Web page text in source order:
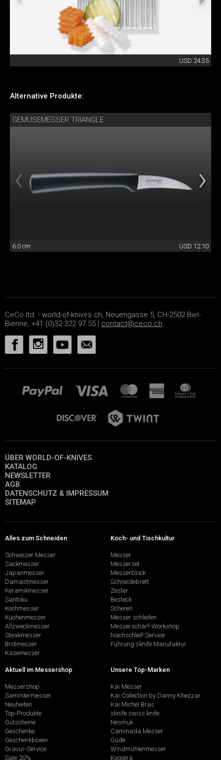
USD 24.35
Alternative Produkte:
GEMÜSEMESSER TRIANGLE
6.0 cm USD 12.10
CeCo ltd. - world-of-knives.ch, Neuengasse 5, CH-2502 Biel-
Bienne, +41 (0)32 322 97 55 | contact@ceco.ch
ÜBER WORLD-OF-KNIVES
KATALOG
NEWSLETTER
AGB
DATENSCHUTZ & IMPRESSUM
SITEMAP
Alles zum Schneiden
Schweizer Messer
Sackmesser
Japanmesser
Damastmesser
Keramikmesser
Santoku
Kochmesser
Küchenmesser
Allzweckmesser
Steakmesser
Brotmesser
Käsemesser
Koch- und Tischkultur
Messer
Messerset
Messerblock
Schneidebrett
Zester
Besteck
Scheren
Messer schleifen
Messerschärf-Workshop
Nachschleif-Service
Führung sknife Manufaktur
Aktuell im Messershop
Messershop
Sammlermesser
Neuheiten
Top-Produkte
Gutscheine
Geschenke
Geschenkboxen
Gravur-Service
Sale 20%
Unsere Top-Marken
Kai Messer
Kai Collection by Danny Khezzar
Kai Michel Bras
sknife swiss knife
Nesmuk
Caminada Messer
Güde
Windmühlenmesser
Kyocera